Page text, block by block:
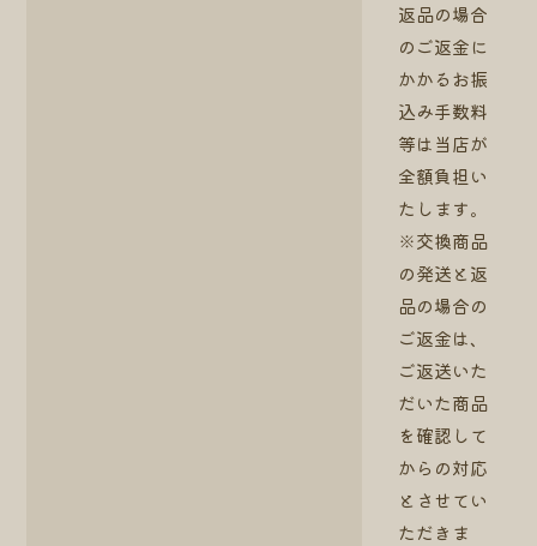
返品の場合
のご返金に
かかるお振
込み手数料
等は当店が
全額負担い
たします。
※交換商品
の発送と返
品の場合の
ご返金は、
ご返送いた
だいた商品
を確認して
からの対応
とさせてい
ただきま